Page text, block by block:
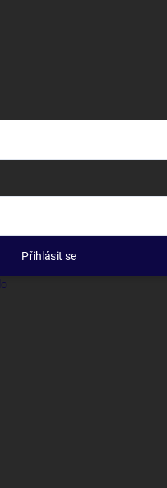
Přihlásit se